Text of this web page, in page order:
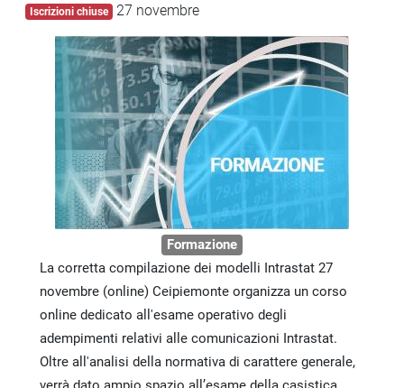
Iscrizioni chiuse 27 novembre
Formazione
La corretta compilazione dei modelli Intrastat 27
novembre (online) Ceipiemonte organizza un corso
online dedicato all'esame operativo degli
adempimenti relativi alle comunicazioni Intrastat.
Oltre all'analisi della normativa di carattere generale,